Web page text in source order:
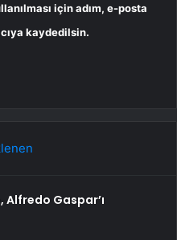
için adım, e-posta
kaydedilsin.
Gaspar’ı